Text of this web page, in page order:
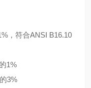
，符合ANSI B16.10
1%
3%